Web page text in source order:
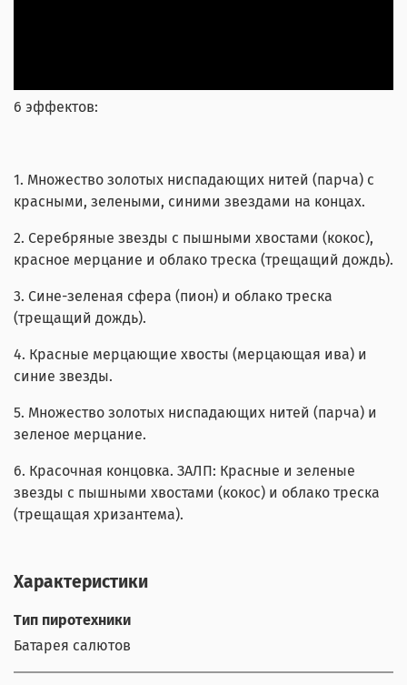
6 эффектов:
1. Множество золотых ниспадающих нитей (парча) с
красными, зелеными, синими звездами на концах.
2. Серебряные звезды с пышными хвостами (кокос),
красное мерцание и облако треска (трещащий дождь).
3. Сине-зеленая сфера (пион) и облако треска
(трещащий дождь).
4. Красные мерцающие хвосты (мерцающая ива) и
синие звезды.
5. Множество золотых ниспадающих нитей (парча) и
зеленое мерцание.
6. Красочная концовка. ЗАЛП: Красные и зеленые
звезды с пышными хвостами (кокос) и облако треска
(трещащая хризантема).
Характеристики
Тип пиротехники
Батарея салютов